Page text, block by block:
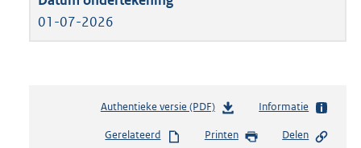
01-07-2026
Authentieke versie (PDF)b
s
Informatie
Gerelateerd Printen Delen